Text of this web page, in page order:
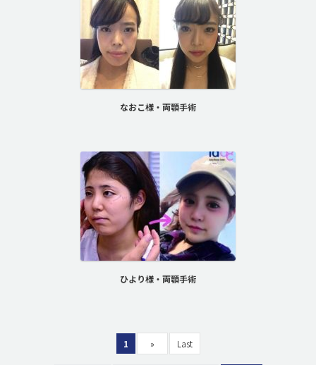
なおこ様・両顎手術
ひより様・両顎手術
1 » Last